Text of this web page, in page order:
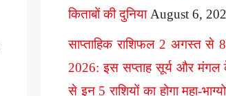
किताबों की दुनिया August 6,
साप्ताहिक राशिफल 2 अगस्त से
2026: इस सप्ताह सूर्य और मंगल
से इन 5 राशियों का होगा महा-